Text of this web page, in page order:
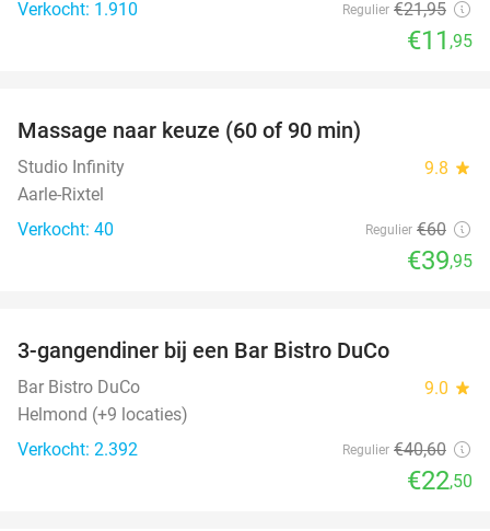
Verkocht: 1.910
Regulier €21,95
€11 ,95
Massage naar keuze (60 of 90 min)
Studio Infinity 9.8 star
Aarle-Rixtel
Verkocht: 40
Regulier €60
€39,95
3-gangendiner bij een Bar Bistro DuCo
Bar Bistro DuCo 9.0 star
Helmond (+9 locaties)
Verkocht: 2.392
Regulier €40,60
€22,50